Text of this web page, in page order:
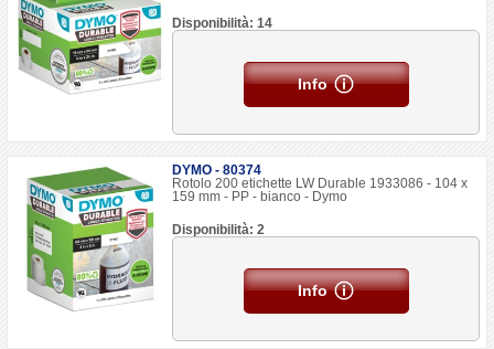
Disponibilità: 14
Info
DYMO - 80374
Rotolo 200 etichette LW Durable 1933086 - 104 x
159 mm - PP - bianco - Dymo
Disponibilità: 2
Info